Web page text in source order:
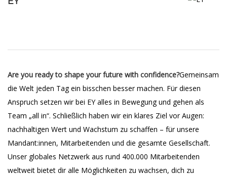
Are you ready to shape your future with confidence?Gemeinsam
die Welt jeden Tag ein bisschen besser machen. Für diesen
Anspruch setzen wir bei EY alles in Bewegung und gehen als
Team „all in“. Schließlich haben wir ein klares Ziel vor Augen:
nachhaltigen Wert und Wachstum zu schaffen – für unsere
Mandant:innen, Mitarbeitenden und die gesamte Gesellschaft.
Unser globales Netzwerk aus rund 400.000 Mitarbeitenden
weltweit bietet dir alle Möglichkeiten zu wachsen, dich zu